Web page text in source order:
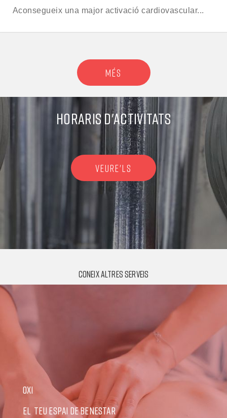
Aconsegueix una major activació cardiovascular...
MÉS
HORARIS D'ACTIVITATS
VEURE'LS
CONEIX ALTRES SERVEIS
OXI
EL TEU ESPAI DE BENESTAR